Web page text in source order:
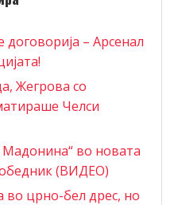
договорија – Арсенал
Жегрова со
Челси
во новата
(ВИДЕО)
во црно-бел дрес, но